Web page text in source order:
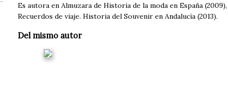
Es autora en Almuzara de Historia de la moda en España
Recuerdos de viaje. Historia del Souvenir en Andalucía (2013).
Del mismo autor